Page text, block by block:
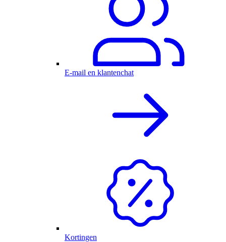
E-mail en klantenchat
Kortingen